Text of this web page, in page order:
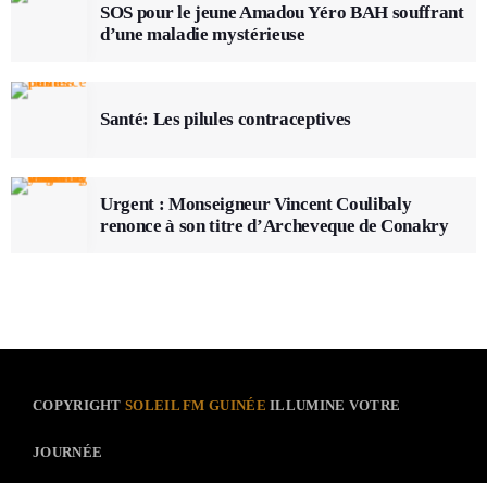
SOS pour le jeune Amadou Yéro BAH souffrant
d’une maladie mystérieuse
Santé: Les pilules contraceptives
Urgent : Monseigneur Vincent Coulibaly
renonce à son titre d’Archeveque de Conakry
COPYRIGHTSOLEIL FM GUINÉE ILLUMINE VOTRE
JOURNÉE